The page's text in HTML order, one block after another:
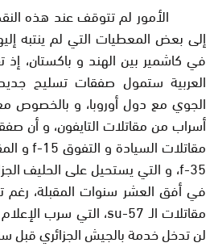
الأمور لم تتوقف عند هذه
إلى بعض المعطيات التي لم ينتبه
في كاشمير بين الهند و باكستان، إذ
العربية ستمول صفقات تسليح
الجوي مع دول أوروبا، و بالخصوص
أسراب من مقاتلات التايفون، و أن
مقاتلات السيادة و التفوقf-15و
f-35، و التي يستحيل على الحليف
في أفق العشر سنوات المقبلة، رغم
مقاتلات الـsu-57، التي سرب الإعلام
لن تدخل خدمة بالجيش الجزائري قبل